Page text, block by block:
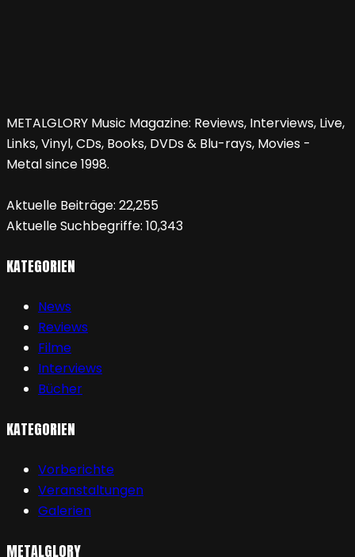
METALGLORY Music Magazine: Reviews, Interviews, Live,
Links, Vinyl, CDs, Books, DVDs & Blu-rays, Movies -
Metal since 1998.
Aktuelle Beiträge: 22,255
Aktuelle Suchbegriffe: 10,343
KATEGORIEN
News
Reviews
Filme
Interviews
Bücher
KATEGORIEN
Vorberichte
Veranstaltungen
Galerien
METALGLORY